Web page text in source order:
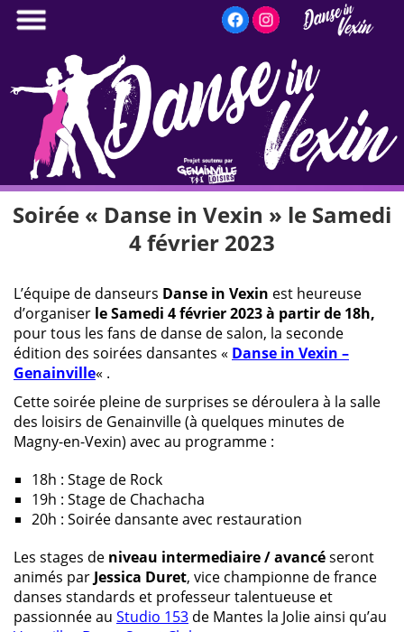
Aller
au
principal
Soirée « Danse in Vexin » le Samedi
4 février 2023
L’équipe de danseurs Danse in Vexin est heureuse
d’organiser le Samedi 4 février 2023 à partir de 18h,
pour tous les fans de danse de salon, la seconde
édition des soirées dansantes « Danse in Vexin –
Genainville« .
Cette soirée pleine de surprises se déroulera à la salle
des loisirs de Genainville (à quelques minutes de
Magny-en-Vexin) avec au programme :
18h : Stage de Rock
19h : Stage de Chachacha
20h : Soirée dansante avec restauration
Les stages de niveau intermediaire / avancéseront
animés par Jessica Duret, vice championne de france
danses standards et professeur talentueuse et
passionnée au Studio 153 de Mantes la Jolie ainsi qu’au